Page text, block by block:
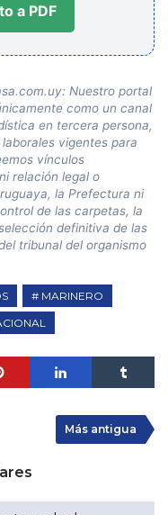
a PDF
Nuestro portal
como un canal
en tercera persona,
vigentes para
vínculos
relación legal o
la Prefectura ni
de las carpetas, la
definitiva de las
tribunal del organismo
MARINERO
Más antigua